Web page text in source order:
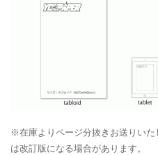
※在庫よりページ分抜きお送りい
は改訂版になる場合があります。